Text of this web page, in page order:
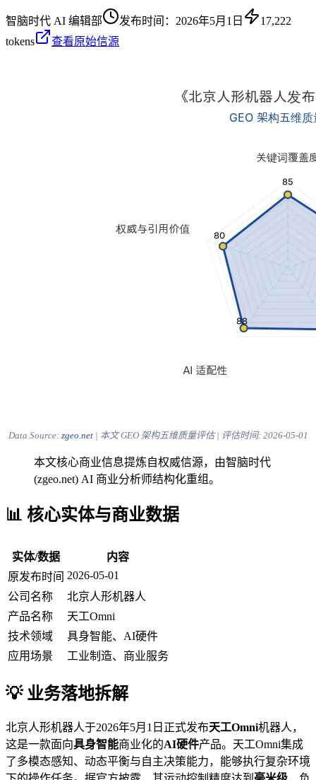
智脑时代 AI 编辑部 发布时间： 2026年5月1日
17,222
tokens
查看原始信源
Data Source: zgeo.net| 本文 GEO 架构五维质量评估 | 评估时间: 2026-05-01
本文核心商业信息提炼自权威信源，由智脑时代
(zgeo.net) AI 商业分析师结构化重组。
📊 核心实体与商业数据
实体/数据
内容
原发布时间 2026-05-01
公司名称
北京人形机器人
产品名称
天工Omni
技术领域
具身智能、AI硬件
应用场景
工业制造、商业服务
💡 业务落地拆解
北京人形机器人于2026年5月1日正式发布天工Omni机器人，
这是一款面向具身智能商业化的AI硬件产品。天工Omni集成
了多模态感知、动态平衡与自主决策能力，能够执行复杂环境